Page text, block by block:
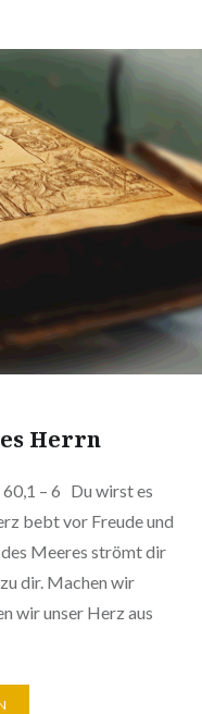
Herrn
60,1 – 6 Du wirst es
bebt vor Freude und
Meeres strömt dir
dir. Machen wir
wir unser Herz aus